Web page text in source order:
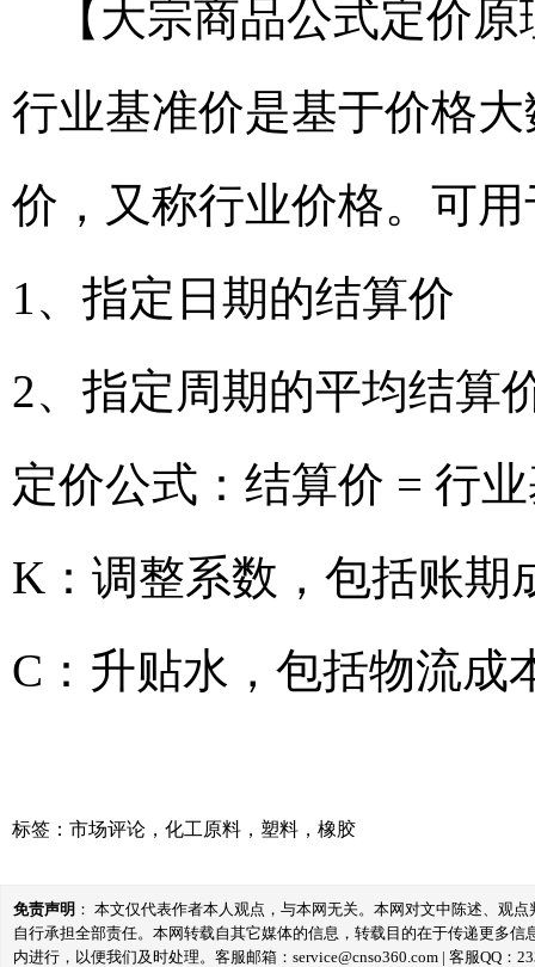
【大宗商品公式定价
行业基准价是基于价格
价，又称行业价格。可
1、指定日期的结算价
2、指定周期的平均结算
定价公式：结算价 = 行
K：调整系数，包括账期
C：升贴水，包括物流成
标签： 市场评论 ， 化工原料 ， 塑料 ， 橡胶
免责声明 ： 本文仅代表作者本人观点，与本网无关。本网对文中陈述、观
自行承担全部责任。本网转载自其它媒体的信息，转载目的在于传递更多
内进行，以便我们及时处理。客服邮箱：service@cnso360.com | 客服QQ：